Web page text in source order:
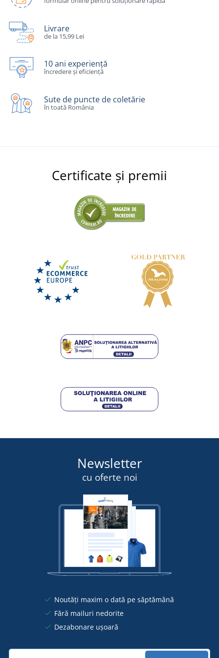
Livrare
de la 15,99 Lei
10 ani experiență
încredere și eficiență
Sute de puncte de coletărie
în toată România
Certificate și premii
Newsletter
cu oferte noi
Noutăți maxim o dată pe săptămână
Fără mailuri nedorite
Dezabonare ușoară